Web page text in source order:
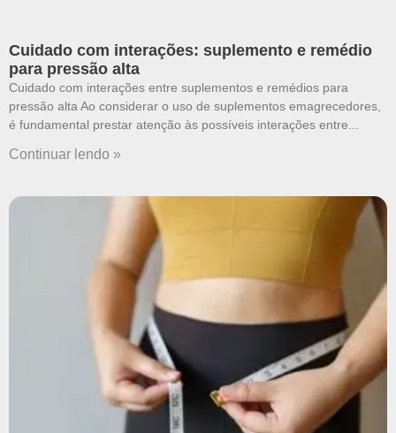
Cuidado com interações: suplemento e remédio
para pressão alta
Cuidado com interações entre suplementos e remédios para
pressão alta Ao considerar o uso de suplementos emagrecedores,
é fundamental prestar atenção às possíveis interações entre
Continuar lendo »